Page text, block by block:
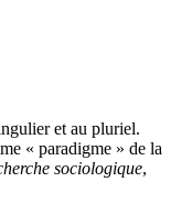
et au pluriel.
« paradigme » de la
sociologique,